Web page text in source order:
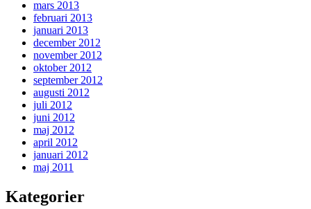
mars 2013
februari 2013
januari 2013
december 2012
november 2012
oktober 2012
september 2012
augusti 2012
juli 2012
juni 2012
maj 2012
april 2012
januari 2012
maj 2011
Kategorier